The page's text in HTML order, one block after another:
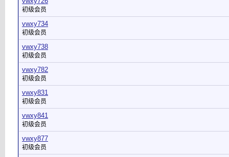
初级会员
vwxy734
初级会员
vwxy738
初级会员
vwxy782
初级会员
vwxy831
初级会员
vwxy841
初级会员
vwxy877
初级会员